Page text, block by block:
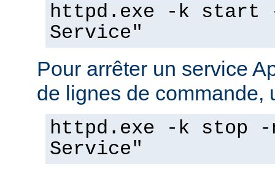
httpd.exe -k start -
Service"
Pour arrêter un service
de lignes de commande,
httpd.exe -k stop -
Service"